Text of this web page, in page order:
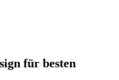
für besten